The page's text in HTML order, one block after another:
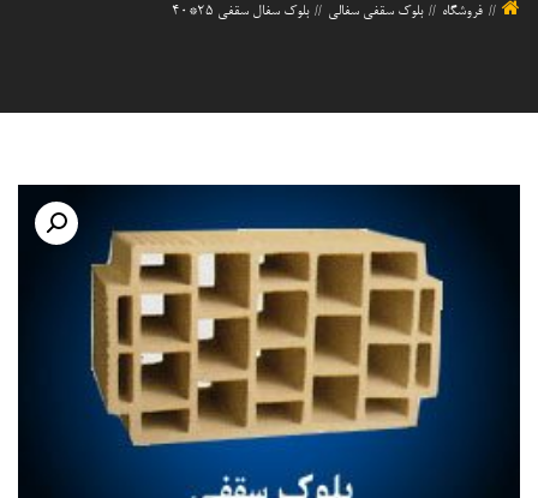
فروشگاه بلوک سقفی سفالی بلوک سفال سقفی ۲۵*۴۰